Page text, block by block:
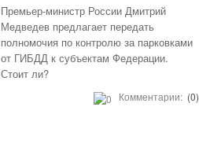
Премьер-министр России Дмитрий
Медведев предлагает передать
полномочия по контролю за парковками
от ГИБДД к субъектам Федерации.
Стоит ли?
Комментарии: (0)